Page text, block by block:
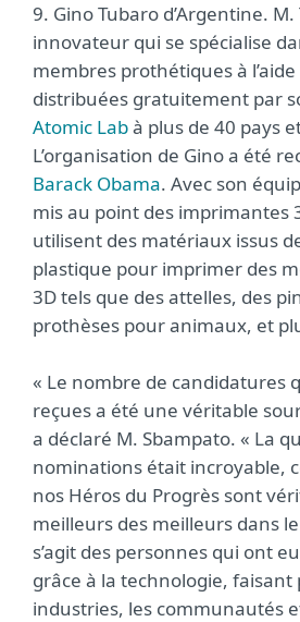
9. Gino Tubaro d’Argentine.
innovateur qui se spécialise
membres prothétiques à
distribuées gratuitement par
Atomic Labà plus de 40 pays
L’organisation de Gino a été
Barack Obama. Avec son
mis au point des imprimantes
utilisent des matériaux issus
plastique pour imprimer des
3D tels que des attelles, des
prothèses pour animaux, et
« Le nombre de candidatures
reçues a été une véritable
a déclaré M. Sbampato. « La
nominations était incroyable,
nos Héros du Progrès sont
meilleurs des meilleurs dans
s’agit des personnes qui ont
grâce à la technologie, faisant
industries, les communautés